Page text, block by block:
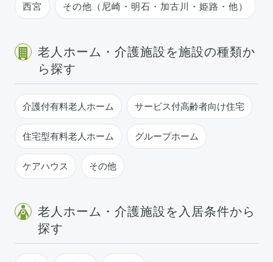
西宮 その他（尼崎・明石・加古川・姫路・他）
老人ホーム・介護施設を施設の種類か
ら探す
介護付有料老人ホーム サービス付高齢者向け住宅
住宅型有料老人ホーム グループホーム
ケアハウス その他
老人ホーム・介護施設を入居条件から
探す